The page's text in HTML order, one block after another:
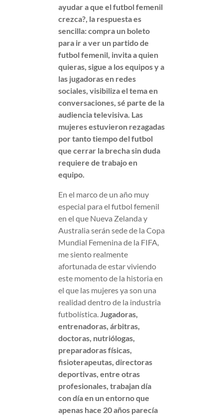
ayudar a que el futbol femenil
crezca?, la respuesta es
sencilla: compra un boleto
para ir a ver un partido de
futbol femenil, invita a quien
quieras, sigue a los equipos y a
las jugadoras en redes
sociales, visibiliza el tema en
conversaciones, sé parte de la
audiencia televisiva. Las
mujeres estuvieron rezagadas
por tanto tiempo del futbol
que cerrar la brecha sin duda
requiere de trabajo en
equipo.
En el marco de un año muy
especial para el futbol femenil
en el que Nueva Zelanda y
Australia serán sede de la Copa
Mundial Femenina de la FIFA,
me siento realmente
afortunada de estar viviendo
este momento de la historia en
el que las mujeres ya son una
realidad dentro de la industria
futbolística.Jugadoras,
entrenadoras, árbitras,
doctoras, nutriólogas,
preparadoras físicas,
fisioterapeutas, directoras
deportivas, entre otras
profesionales, trabajan día
con día en un entorno que
apenas hace 20 años parecía